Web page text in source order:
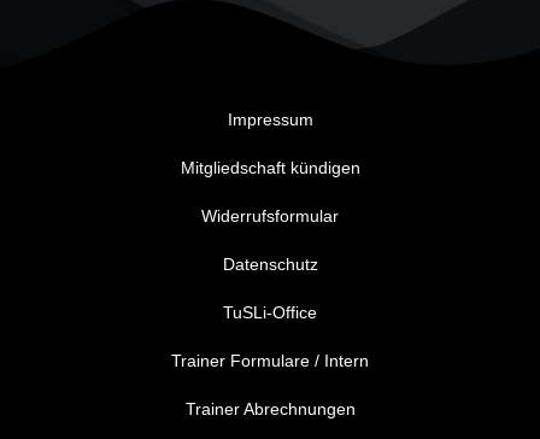
Impressum
Mitgliedschaft kündigen
Widerrufsformular
Datenschutz
TuSLi-Office
Trainer Formulare / Intern
Trainer Abrechnungen